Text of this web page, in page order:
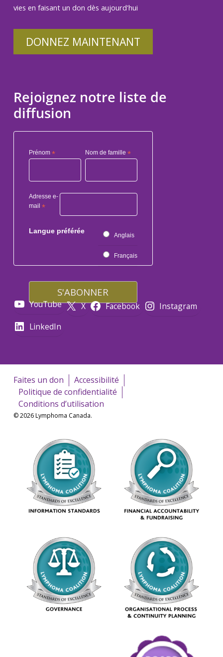
vies en faisant un don dès aujourd'hui
DONNEZ MAINTENANT
Rejoignez notre liste de
diffusion
Prénom * Nom de famille*
Adresse e-
mail *
Langue préférée
Anglais
Français
YouTube X Facebook
Instagram
LinkedIn
Faites un don
Accessibilité
Politique de confidentialité
Conditions d’utilisation
© 2026 Lymphoma Canada.